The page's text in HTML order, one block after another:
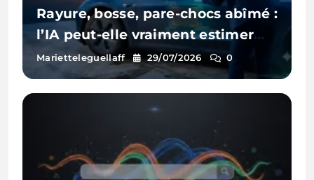
Rayure, bosse, pare-chocs abîmé :
l’IA peut-elle vraiment estimer
les réparations d’une voiture à
partir d’une photo ?
Marietteleguellaff 29/07/2026 0